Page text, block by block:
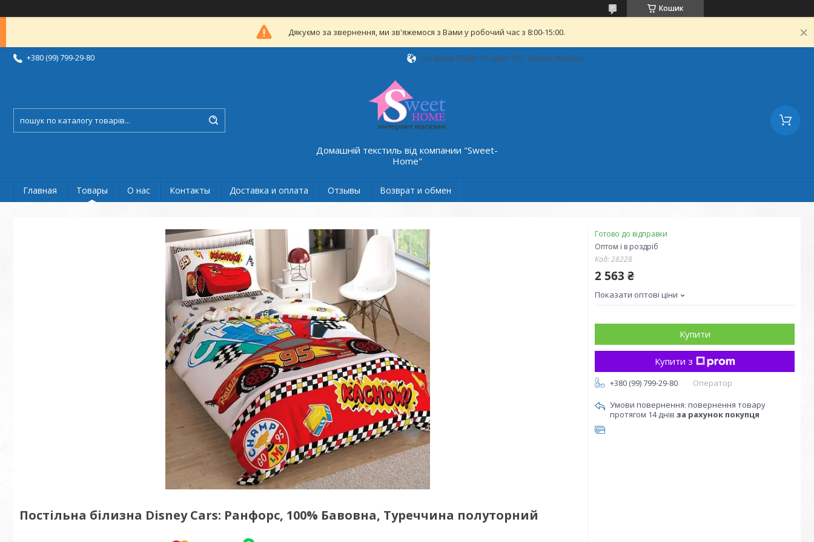
Кошик
Дякуємо за звернення, ми зв'яжемося з Вами у робочий час з 8:00-15:00.
+380 (99) 799-29-80 ул.Героев Труда 15, офис 135., Харків, Україна
Домашній текстиль від компании "Sweet-
Home"
Главная Товары О нас Контакты Доставка и оплата Отзывы Возврат и обмен
Постільна білизна Disney Cars: Ранфорс, 100% Бавовна, Туреччина полуторний
Готово до відправки
Оптом і в роздріб
Код:28228
2 563 ₴
Показати оптові ціни
Купити
Купити з
+380 (99) 799-29-80
Оператор
повернення товару
протягом 14 днів за рахунок покупця